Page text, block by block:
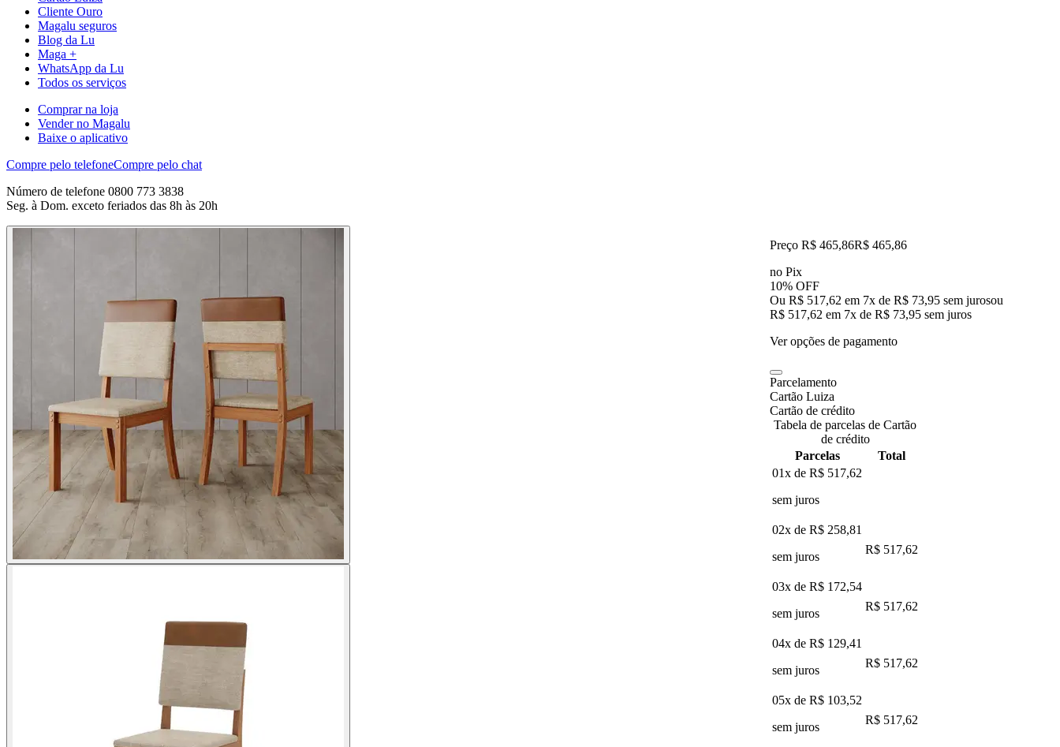
Cliente Ouro
Magalu seguros
Blog da Lu
Maga +
WhatsApp da Lu
Todos os serviços
Comprar na loja
Vender no Magalu
Baixe o aplicativo
Compre pelo telefoneCompre pelo chat
Número de telefone 0800 773 3838
Seg. à Dom. exceto feriados das 8h às 20h
Preço R$ 465,86R$ 465,86
no Pix
10% OFF
Ou R$ 517,62 em 7x de R$ 73,95 sem jurosou
R$ 517,62 em 7x de R$ 73,95 sem juros
Ver opções de pagamento
Parcelamento
Cartão Luiza
Cartão de crédito
Tabela de parcelas de Cartão
de crédito
Parcelas
Total
01x de R$ 517,62
sem juros
02x de R$ 258,81
sem juros
R$ 517,62
03x de R$ 172,54
sem juros
R$ 517,62
04x de R$ 129,41
sem juros
R$ 517,62
05x de R$ 103,52
sem juros
R$ 517,62